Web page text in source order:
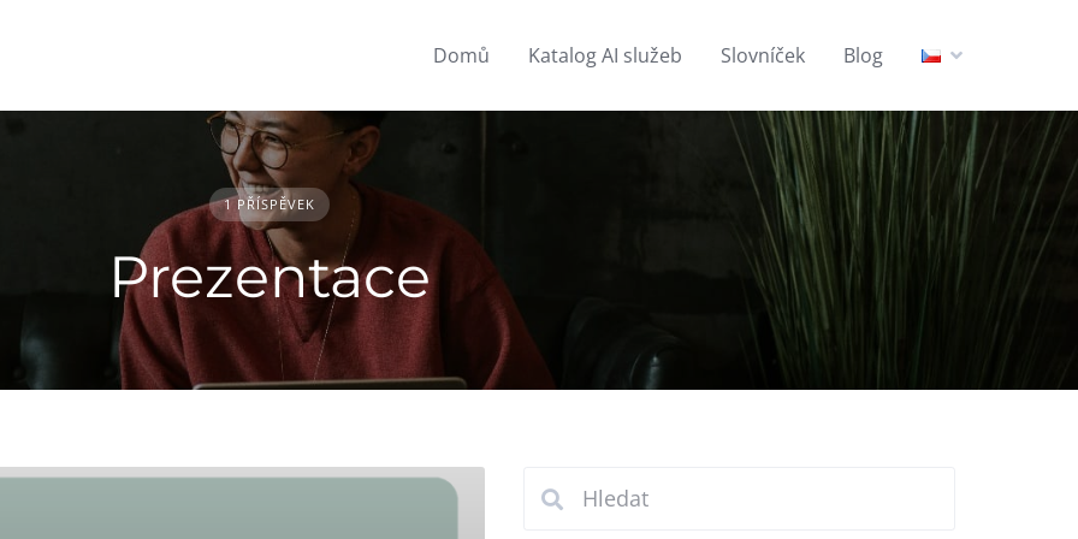
Domů Katalog AI služeb Slovníček Blog
1 PŘÍSPĚVEK
Prezentace